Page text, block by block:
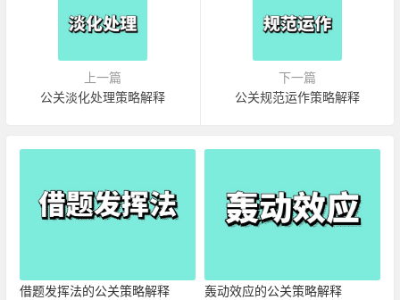
上一篇
公关淡化处理策略解释
下一篇
公关规范运作策略解释
借题发挥法的公关策略解释 轰动效应的公关策略解释